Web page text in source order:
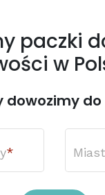
paczki
w
dowozimy